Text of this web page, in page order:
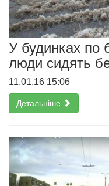
У будинках по
люди сидять
11.01.16 15:06
Детальніше